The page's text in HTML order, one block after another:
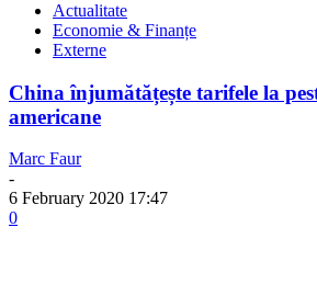
Actualitate
Economie & Finanțe
Externe
China înjumătățește tarifele la
americane
Marc Faur
-
6 February 2020 17:47
0